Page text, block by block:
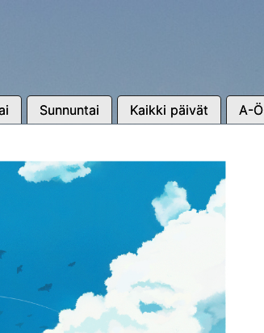
Sunnuntai Kaikki päivät A-Ö